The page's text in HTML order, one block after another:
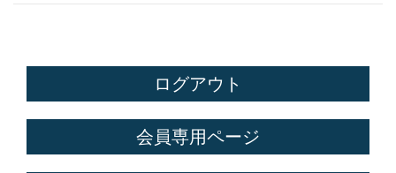
ログアウト
会員専用ページ